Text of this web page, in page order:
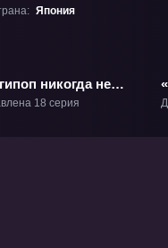
Япония
никогда не
(2019)» ТВ-1
18 серия